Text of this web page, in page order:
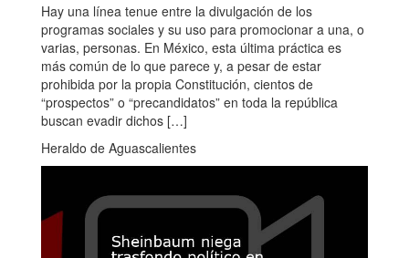
Hay una línea tenue entre la divulgación de los
programas sociales y su uso para promocionar a una, o
varias, personas. En México, esta última práctica es
más común de lo que parece y, a pesar de estar
prohibida por la propia Constitución, cientos de
“prospectos” o “precandidatos” en toda la república
buscan evadir dichos […]
Heraldo de Aguascalientes